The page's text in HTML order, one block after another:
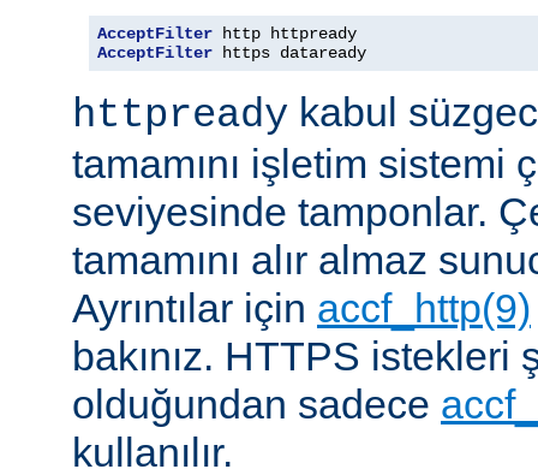
AcceptFilter
AcceptFilter https dataready
httpready kabul
tamamını işletim sistemi
seviyesinde tamponlar.
tamamını alır almaz
Ayrıntılar için accf_http(9)
bakınız. HTTPS istekleri
olduğundan sadece
kullanılır.